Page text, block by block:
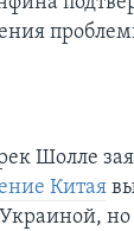
Шолле
Китая